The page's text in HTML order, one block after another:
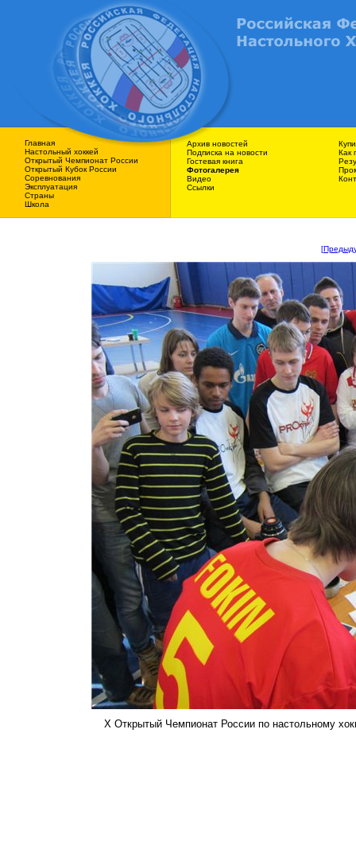
Главная
Наcтольный хоккей
Открытый Чемпионат России
Открытый Кубок России
Соревнования
Эксплуатация
Страны
Школа
Архив новостей
Подписка на новости
Гостевая книга
Фотогалерея
Видео
Ссылки
Как
X Открытый Чемпионат России по настольному